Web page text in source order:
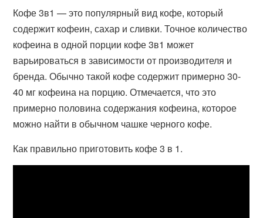
Кофе 3в1 — это популярный вид кофе, который
содержит кофеин, сахар и сливки. Точное количество
кофеина в одной порции кофе 3в1 может
варьироваться в зависимости от производителя и
бренда. Обычно такой кофе содержит примерно 30-
40 мг кофеина на порцию. Отмечается, что это
примерно половина содержания кофеина, которое
можно найти в обычном чашке черного кофе.
Как правильно приготовить кофе 3 в 1.